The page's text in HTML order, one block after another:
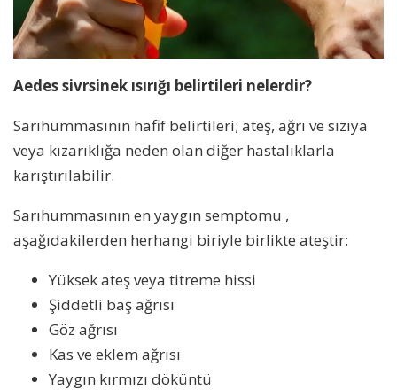
Aedes sivrsinek ısırığı belirtileri nelerdir?
Sarıhummasının hafif belirtileri; ateş, ağrı ve sızıya
veya kızarıklığa neden olan diğer hastalıklarla
karıştırılabilir.
Sarıhummasının en yaygın semptomu ,
aşağıdakilerden herhangi biriyle birlikte ateştir:
Yüksek ateş veya titreme hissi
Şiddetli baş ağrısı
Göz ağrısı
Kas ve eklem ağrısı
Yaygın kırmızı döküntü